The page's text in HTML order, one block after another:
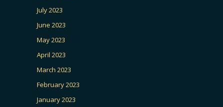
July 2023
June 2023
May 2023
April 2023
March 2023
February 2023
January 2023